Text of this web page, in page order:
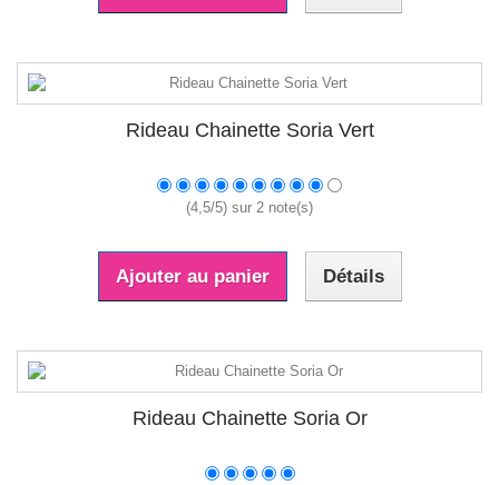
Rideau Chainette Soria Vert
(4,5/5) sur 2 note(s)
Ajouter au panier Détails
Rideau Chainette Soria Or